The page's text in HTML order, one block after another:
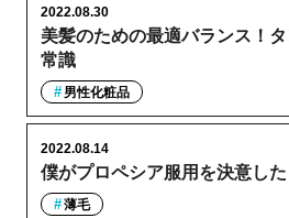
美髪のための最適バランス！
常識
2022.08.30
男性化粧品
僕がプロペシア服用を決意した
2022.08.14
薄毛